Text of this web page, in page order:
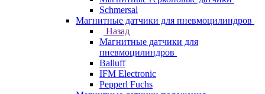
Schmersal
Магнитные датчики для пневмоцилиндров
Назад
Магнитные датчики для
пневмоцилиндров
Balluff
IFM Electronic
Pepperl Fuchs